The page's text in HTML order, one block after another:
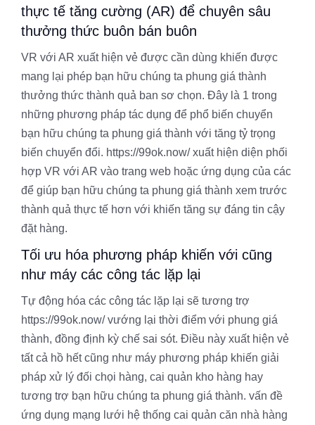
thực tế tăng cường (AR) để chuyên sâu
thưởng thức buôn bán buôn
VR với AR xuất hiện vẻ được cần dùng khiến được
mang lại phép bạn hữu chúng ta phung giá thành
thưởng thức thành quả ban sơ chọn. Đây là 1 trong
những phương pháp tác dụng để phổ biến chuyển
bạn hữu chúng ta phung giá thành với tăng tỷ trọng
biến chuyển đổi. https://99ok.now/ xuất hiện diện phối
hợp VR với AR vào trang web hoặc ứng dụng của các
để giúp bạn hữu chúng ta phung giá thành xem trước
thành quả thực tế hơn với khiến tăng sự đáng tin cậy
đặt hàng.
Tối ưu hóa phương pháp khiến với cũng
như máy các công tác lặp lại
Tự động hóa các công tác lặp lại sẽ tương trợ
https://99ok.now/ vướng lại thời điểm với phung giá
thành, đồng định kỳ chế sai sót. Điều này xuất hiện vẻ
tất cả hồ hết cũng như máy phương pháp khiến giải
pháp xử lý đối chọi hàng, cai quản kho hàng hay
tương trợ bạn hữu chúng ta phung giá thành. vấn đề
ứng dụng mạng lưới hệ thống cai quản căn nhà hàng